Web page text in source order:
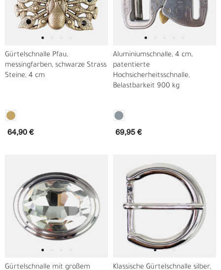
Gürtelschnalle Pfau,
messingfarben, schwarze Strass
Steine, 4 cm
64,90 €
Aluminiumschnalle, 4 cm,
patentierte
Hochsicherheitsschnalle,
Belastbarkeit 900 kg
69,95 €
Gürtelschnalle mit großem Klassische Gürtelschnalle silber,